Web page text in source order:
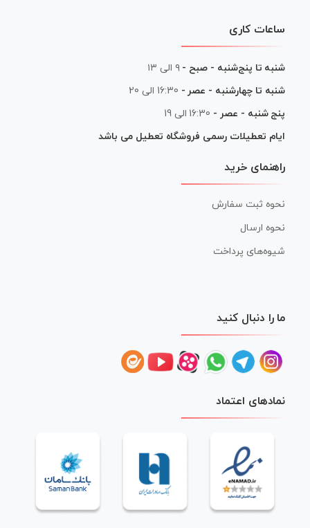
ساعات کاری
شنبه تا پنج‌شنبه - صبح - ۹ الی ۱۳
شنبه تا چهارشنبه - عصر - 16:30 الی 20
پنج شنبه - عصر - 16:30 الی 19
ایام تعطیلات رسمی فروشگاه تعطیل می باشد
راهنمای خرید
نحوه ثبت سفارش
نحوه ارسال
شیوه‌های پرداخت
ما را دنبال کنید
نمادهای اعتماد